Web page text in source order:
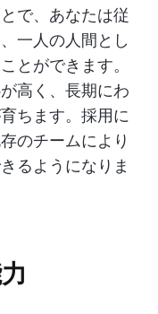
で、あなたは従
一人の人間とし
とができます。
高く、長期にわ
ちます。採用に
のチームにより
るようになりま